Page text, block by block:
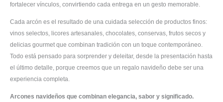
fortalecer vínculos, convirtiendo cada entrega en un gesto memorable.
Cada arcón es el resultado de una cuidada selección de productos finos:
vinos selectos, licores artesanales, chocolates, conservas, frutos secos y
delicias gourmet que combinan tradición con un toque contemporáneo.
Todo está pensado para sorprender y deleitar, desde la presentación hasta
el último detalle, porque creemos que un regalo navideño debe ser una
experiencia completa.
Arcones navideños que combinan elegancia, sabor y significado.